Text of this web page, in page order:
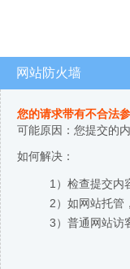
网站防火墙
您的请求带有不合法
可能原因：您提交的
如何解决：
1）检查提交内
2）如网站托管
3）普通网站访